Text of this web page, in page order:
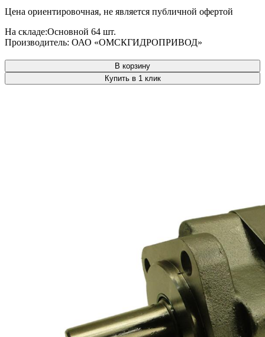
Цена ориентировочная, не является публичной офертой
На складе:Основной 64 шт.
Производитель: ОАО «ОМСКГИДРОПРИВОД»
В корзину
Купить в 1 клик